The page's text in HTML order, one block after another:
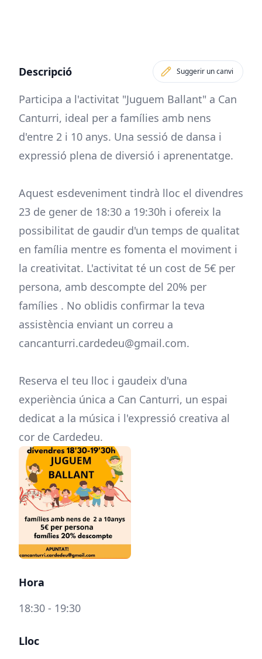
Descripció Suggerir un canvi
Participa a l'activitat "Juguem Ballant" a Can
Canturri, ideal per a famílies amb nens
d'entre 2 i 10 anys. Una sessió de dansa i
expressió plena de diversió i aprenentatge.
Aquest esdeveniment tindrà lloc el divendres
23 de gener de 18:30 a 19:30h i ofereix la
possibilitat de gaudir d'un temps de qualitat
en família mentre es fomenta el moviment i
la creativitat. L'activitat té un cost de 5€ per
persona, amb descompte del 20% per
famílies . No oblidis confirmar la teva
assistència enviant un correu a
cancanturri.cardedeu@gmail.com.
Reserva el teu lloc i gaudeix d'una
experiència única a Can Canturri, un espai
dedicat a la música i l'expressió creativa al
cor de Cardedeu.
Hora
18:30 - 19:30
Lloc